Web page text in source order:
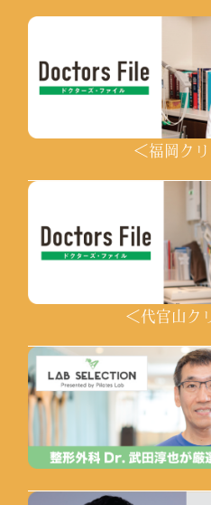
＜福岡ク
＜代官山ク